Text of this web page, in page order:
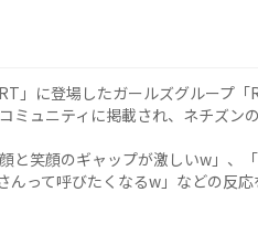
」に登場したガールズグループ
ミュニティに掲載され、ネチズン
と笑顔のギャップが激しいw」、
って呼びたくなるw」などの反応